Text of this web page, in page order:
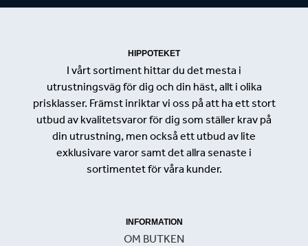
HIPPOTEKET
I vårt sortiment hittar du det mesta i
utrustningsväg för dig och din häst, allt i olika
prisklasser. Främst inriktar vi oss på att ha ett stort
utbud av kvalitetsvaror för dig som ställer krav på
din utrustning, men också ett utbud av lite
exklusivare varor samt det allra senaste i
sortimentet för våra kunder.
INFORMATION
OM BUTKEN